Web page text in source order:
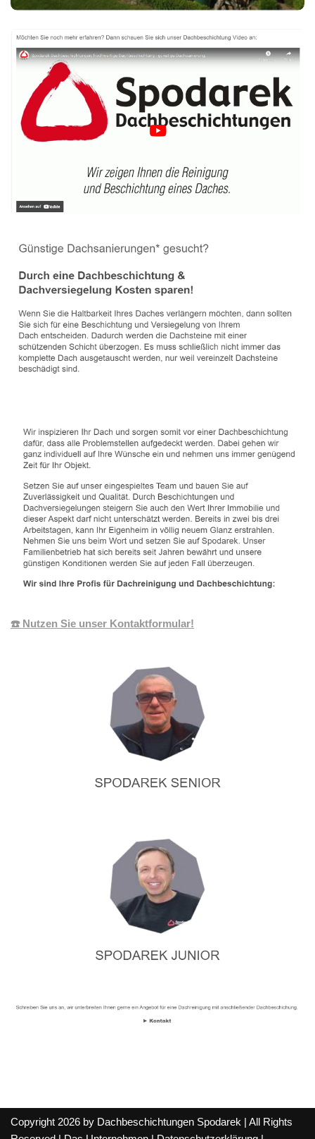
☎️ Nutzen Sie unser Kontaktformular!
Copyright 2026 by Dachbeschichtungen Spodarek | All Rights